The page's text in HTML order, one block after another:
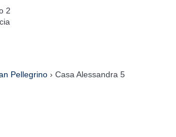
2
Pellegrino › Casa Alessandra 5